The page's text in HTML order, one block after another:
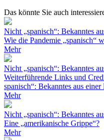
Das könnte Sie auch
Nicht „spanisch“: Bekanntes
Wie die Pandemie „spanisch“
Mehr
Nicht „spanisch“: Bekanntes
Weiterführende Links und
spanisch“: Bekanntes aus einer
Mehr
Nicht „spanisch“: Bekanntes
Eine „amerikanische Grippe“?
Mehr